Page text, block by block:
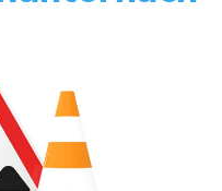
Guards department